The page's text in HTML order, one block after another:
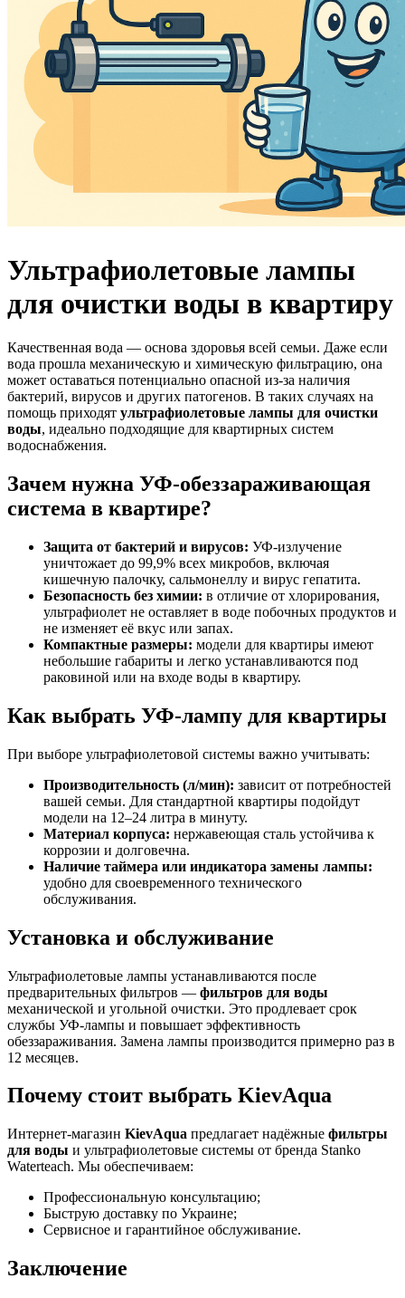
Ультрафиолетовые лампы
для очистки воды в квартиру
Качественная вода — основа здоровья всей семьи. Даже если
вода прошла механическую и химическую фильтрацию, она
может оставаться потенциально опасной из-за наличия
бактерий, вирусов и других патогенов. В таких случаях на
помощь приходят ультрафиолетовые лампы для очистки
воды, идеально подходящие для квартирных систем
водоснабжения.
Зачем нужна УФ-обеззараживающая
система в квартире?
Защита от бактерий и вирусов: УФ-излучение
уничтожает до 99,9% всех микробов, включая
кишечную палочку, сальмонеллу и вирус гепатита.
Безопасность без химии: в отличие от хлорирования,
ультрафиолет не оставляет в воде побочных продуктов и
не изменяет её вкус или запах.
Компактные размеры: модели для квартиры имеют
небольшие габариты и легко устанавливаются под
раковиной или на входе воды в квартиру.
Как выбрать УФ-лампу для квартиры
При выборе ультрафиолетовой системы важно учитывать:
Производительность (л/мин): зависит от потребностей
вашей семьи. Для стандартной квартиры подойдут
модели на 12–24 литра в минуту.
Материал корпуса: нержавеющая сталь устойчива к
коррозии и долговечна.
Наличие таймера или индикатора замены лампы:
удобно для своевременного технического
обслуживания.
Установка и обслуживание
Ультрафиолетовые лампы устанавливаются после
предварительных фильтров — фильтров для воды
механической и угольной очистки. Это продлевает срок
службы УФ-лампы и повышает эффективность
обеззараживания. Замена лампы производится примерно раз в
12 месяцев.
Почему стоит выбрать KievAqua
Интернет-магазин KievAqua предлагает надёжные фильтры
для воды и ультрафиолетовые системы от бренда Stanko
Waterteach. Мы обеспечиваем:
Профессиональную консультацию;
Быструю доставку по Украине;
Сервисное и гарантийное обслуживание.
Заключение